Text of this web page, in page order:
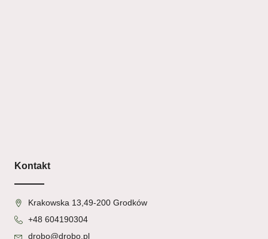
Kontakt
Krakowska 13,49-200 Grodków
+48 604190304
drobo@drobo.pl